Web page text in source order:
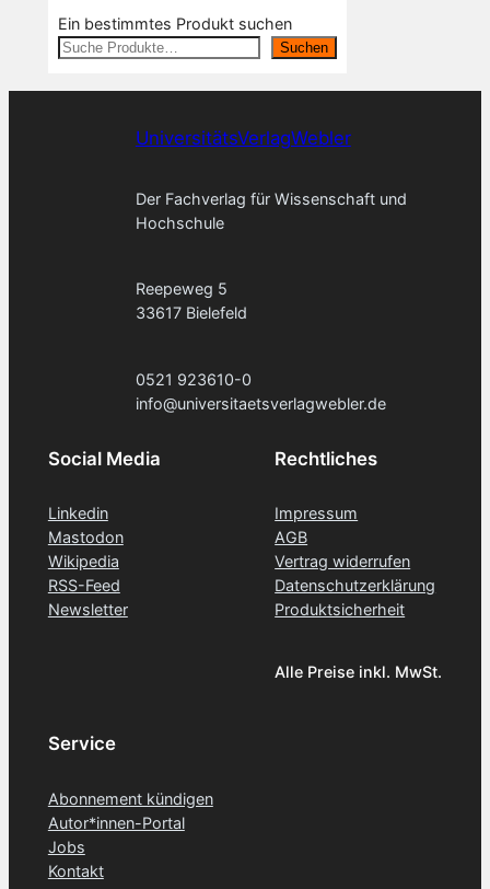
Ein bestimmtes Produkt suchen
Suchen
UniversitätsVerlagWebler
Der Fachverlag für Wissenschaft und
Hochschule
Reepeweg 5
33617 Bielefeld
0521 923610-0
info@universitaetsverlagwebler.de
Social Media
Linkedin
Mastodon
Wikipedia
RSS-Feed
Newsletter
Rechtliches
Impressum
AGB
Vertrag widerrufen
Datenschutzerklärung
Produktsicherheit
Alle Preise inkl. MwSt.
Service
Abonnement kündigen
Autor*innen-Portal
Jobs
Kontakt